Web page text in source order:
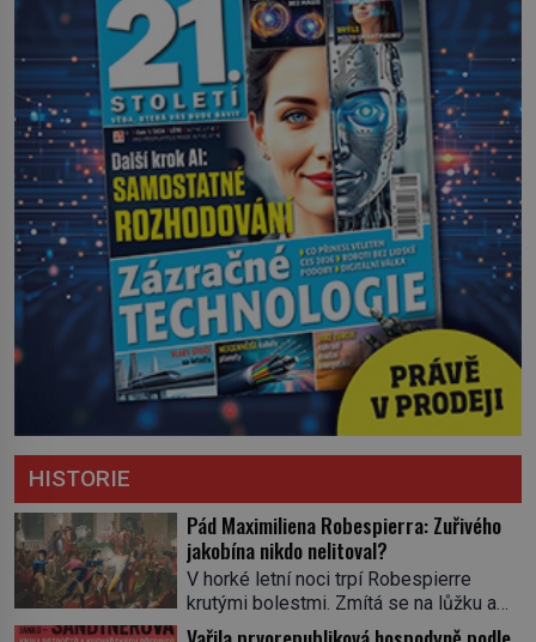
HISTORIE
Pád Maximiliena Robespierra: Zuřivého
jakobína nikdo nelitoval?
V horké letní noci trpí Robespierre
krutými bolestmi. Zmítá se na lůžku a
hlavou mu víří kolotoč myšlenek. Když